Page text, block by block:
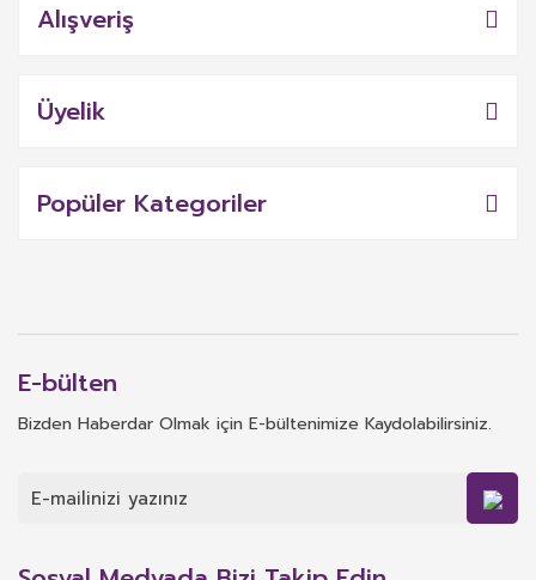
Alışveriş
Üyelik
Popüler Kategoriler
E-bülten
Bizden Haberdar Olmak için E-bültenimize Kaydolabilirsiniz.